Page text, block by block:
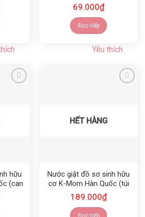
69.000₫
Đọc tiếp
Yêu thích
hữu
(can
HẾT HÀNG
Nước giặt đồ sơ sinh hữu
cơ K-Mom Hàn Quốc (túi
1300ml)
189.000₫